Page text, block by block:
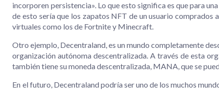
incorporen persistencia». Lo que esto significa es que para
de esto sería que los zapatos NFT de un usuario
virtuales como los de Fortnite y Minecraft.
Otro ejemplo, Decentraland, es un mundo completamente
organización autónoma descentralizada. A través de esta
también tiene su moneda descentralizada, MANA, que se
En el futuro, Decentraland podría ser uno de los muchos